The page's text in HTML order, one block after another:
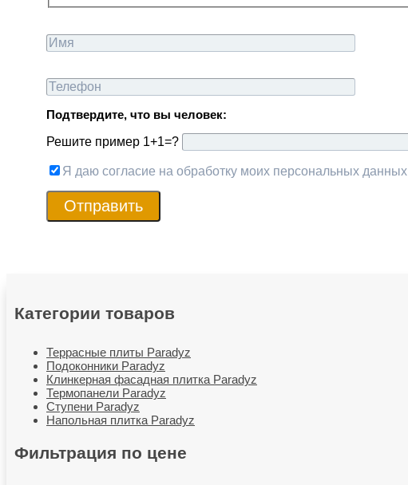
Подтвердите, что вы человек:
Решите пример 1+1=?
Я даю согласие на обработку моих персональных данных
Отправить
Категории товаров
Террасные плиты Paradyz
Подоконники Paradyz
Клинкерная фасадная плитка Paradyz
Термопанели Paradyz
Ступени Paradyz
Напольная плитка Paradyz
Фильтрация по цене